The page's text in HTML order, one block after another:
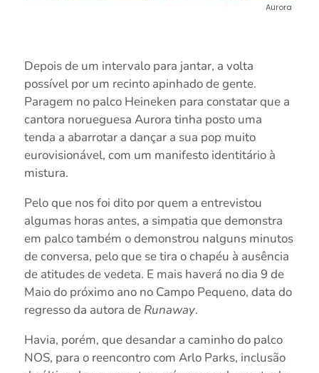
Aurora
Depois de um intervalo para jantar, a volta
possível por um recinto apinhado de gente.
Paragem no palco Heineken para constatar que a
cantora norueguesa Aurora tinha posto uma
tenda a abarrotar a dançar a sua pop muito
eurovisionável, com um manifesto identitário à
mistura.
Pelo que nos foi dito por quem a entrevistou
algumas horas antes, a simpatia que demonstra
em palco também o demonstrou nalguns minutos
de conversa, pelo que se tira o chapéu à ausência
de atitudes de vedeta. E mais haverá no dia 9 de
Maio do próximo ano no Campo Pequeno, data do
regresso da autora de Runaway.
Havia, porém, que desandar a caminho do palco
NOS, para o reencontro com Arlo Parks, inclusão